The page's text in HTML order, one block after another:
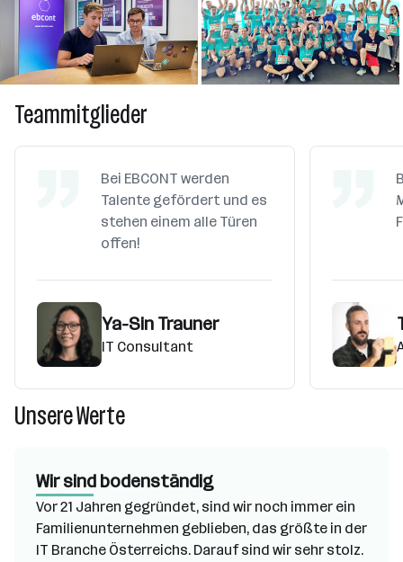
Teammitglieder
Bei EBCONT werden
Talente gefördert und es
stehen einem alle Türen
offen!
Ya-Sin Trauner
IT Consultant
Unsere Werte
Wir sind bodenständig
Vor 21 Jahren gegründet, sind wir noch immer ein
Familienunternehmen geblieben, das größte in der
IT Branche Österreichs. Darauf sind wir sehr stolz.